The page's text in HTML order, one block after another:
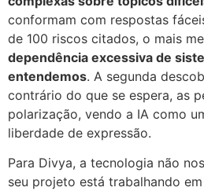
conformam com respostas
de 100 riscos citados, o mais
dependência excessiva de
entendemos. A segunda
contrário do que se espera, as
polarização, vendo a IA como
liberdade de expressão.
Para Divya, a tecnologia não
seu projeto está trabalhando